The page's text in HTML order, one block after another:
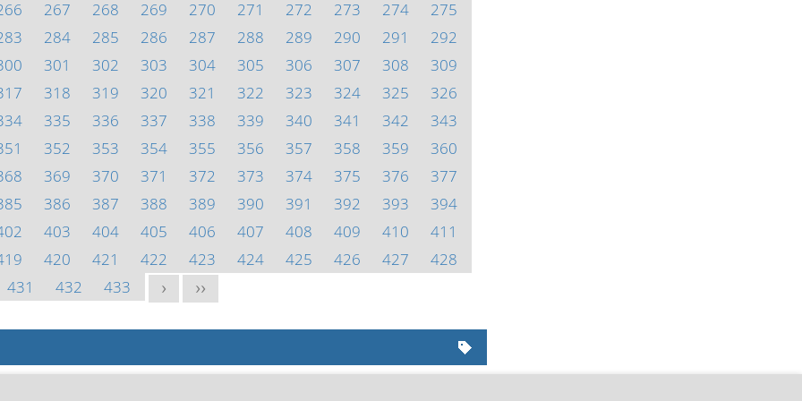
267 268 269 270 271 272 273 274
275
284 285 286 287 288 289 290 291
292
301 302 303 304 305 306 307 308
309
318 319 320 321 322 323 324 325
326
335 336 337 338 339 340 341 342
343
352 353 354 355 356 357 358 359
360
369 370 371 372 373 374 375 376
377
386 387 388 389 390 391 392 393
394
403 404 405 406 407 408 409 410
411
420 421 422 423 424 425 426 427
428
431
432 433 > >>